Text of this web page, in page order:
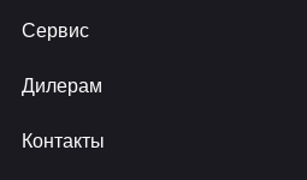
Сервис
Дилерам
Контакты